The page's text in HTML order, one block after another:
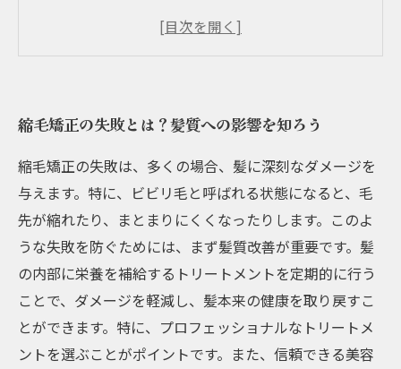
縮毛矯正の成功を目指すあなたへ、髪の健康を
守るヒント
縮毛矯正の失敗とは？髪質への影響を知ろう
縮毛矯正の失敗は、多くの場合、髪に深刻なダメージを
与えます。特に、ビビリ毛と呼ばれる状態になると、毛
先が縮れたり、まとまりにくくなったりします。このよ
うな失敗を防ぐためには、まず髪質改善が重要です。髪
の内部に栄養を補給するトリートメントを定期的に行う
ことで、ダメージを軽減し、髪本来の健康を取り戻すこ
とができます。特に、プロフェッショナルなトリートメ
ントを選ぶことがポイントです。また、信頼できる美容